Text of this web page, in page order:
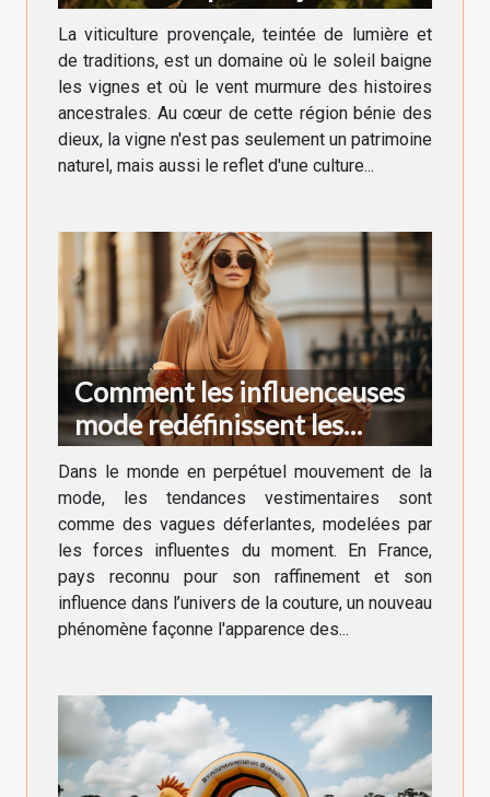
La viticulture provençale, teintée de lumière et
de traditions, est un domaine où le soleil baigne
les vignes et où le vent murmure des histoires
ancestrales. Au cœur de cette région bénie des
dieux, la vigne n'est pas seulement un patrimoine
naturel, mais aussi le reflet d'une culture...
Comment les influenceuses
mode redéfinissent les
tendances vestimentaires en
France
Dans le monde en perpétuel mouvement de la
mode, les tendances vestimentaires sont
comme des vagues déferlantes, modelées par
les forces influentes du moment. En France,
pays reconnu pour son raffinement et son
influence dans l’univers de la couture, un nouveau
phénomène façonne l'apparence des...